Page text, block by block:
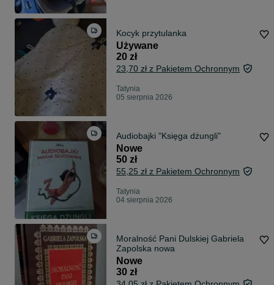
Kocyk przytulanka
Używane
20 zł
23,70 zł z Pakietem Ochronnym
Tatynia
05 sierpnia 2026
Audiobajki "Księga dżungli"
Nowe
50 zł
55,25 zł z Pakietem Ochronnym
Tatynia
04 sierpnia 2026
Moralność Pani Dulskiej Gabriela
Zapolska nowa
Nowe
30 zł